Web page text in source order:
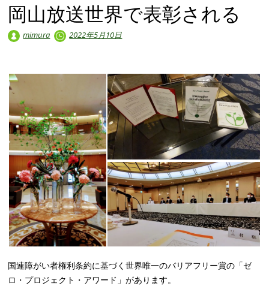
岡山放送世界で表彰される
mimura 2022年5月10日
国連障がい者権利条約に基づく世界唯一のバリアフリー賞の「ゼ
ロ・プロジェクト・アワード」があります。